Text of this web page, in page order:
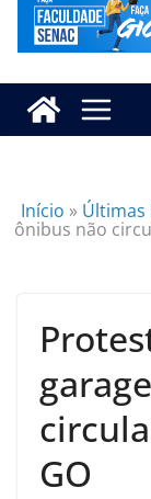
Início » Últimas
ônibus não
GO